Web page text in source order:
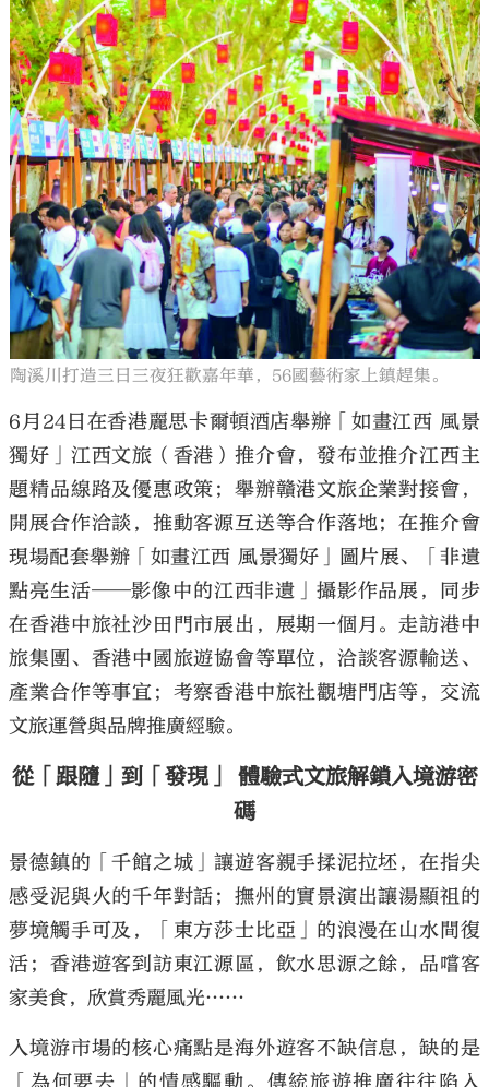
陶溪川打造三日三夜狂歡嘉年華，56國藝術家上鎮趕集。
6月24日在香港麗思卡爾頓酒店舉辦「如畫江西 風景
獨好」江西文旅（香港）推介會，發布並推介江西主
題精品線路及優惠政策；舉辦贛港文旅企業對接會，
開展合作洽談，推動客源互送等合作落地；在推介會
現場配套舉辦「如畫江西 風景獨好」圖片展、「非遺
點亮生活——影像中的江西非遺」攝影作品展，同步
在香港中旅社沙田門市展出，展期一個月。走訪港中
旅集團、香港中國旅遊協會等單位，洽談客源輸送、
產業合作等事宜；考察香港中旅社觀塘門店等，交流
文旅運營與品牌推廣經驗。
從「跟隨」到「發現」 體驗式文旅解鎖入境游密
碼
景德鎮的「千館之城」讓遊客親手揉泥拉坯，在指尖
感受泥與火的千年對話；撫州的實景演出讓湯顯祖的
夢境觸手可及，「東方莎士比亞」的浪漫在山水間復
活；香港遊客到訪東江源區，飲水思源之餘，品嚐客
家美食，欣賞秀麗風光……
入境游市場的核心痛點是海外遊客不缺信息，缺的是